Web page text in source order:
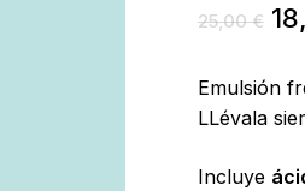
Hogar
25,00€ El
Emulsión
LLévala
Incluye